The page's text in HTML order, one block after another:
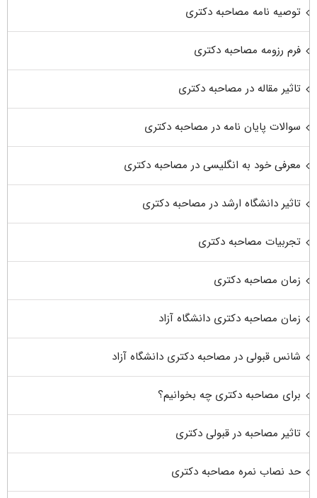
توصیه نامه مصاحبه دکتری
فرم رزومه مصاحبه دکتری
تاثیر مقاله در مصاحبه دکتری
سوالات پایان نامه در مصاحبه دکتری
معرفی خود به انگلیسی در مصاحبه دکتری
تاثیر دانشگاه ارشد در مصاحبه دکتری
تجربیات مصاحبه دکتری
زمان مصاحبه دکتری
زمان مصاحبه دکتری دانشگاه آزاد
شانس قبولی در مصاحبه دکتری دانشگاه آزاد
برای مصاحبه دکتری چه بخوانیم؟
تاثیر مصاحبه در قبولی دکتری
حد نصاب نمره مصاحبه دکتری